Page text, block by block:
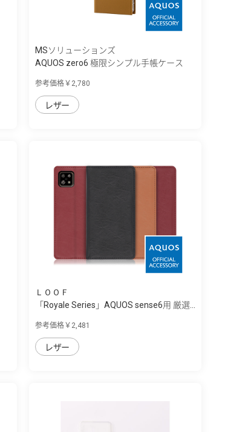
MSソリューションズ
AQUOS zero6 極限シンプル手帳ケース
参考価格￥2,780
レザー
ＬＯＯＦ
「Royale Series」AQUOS sense6用 厳選...
参考価格￥2,481
レザー